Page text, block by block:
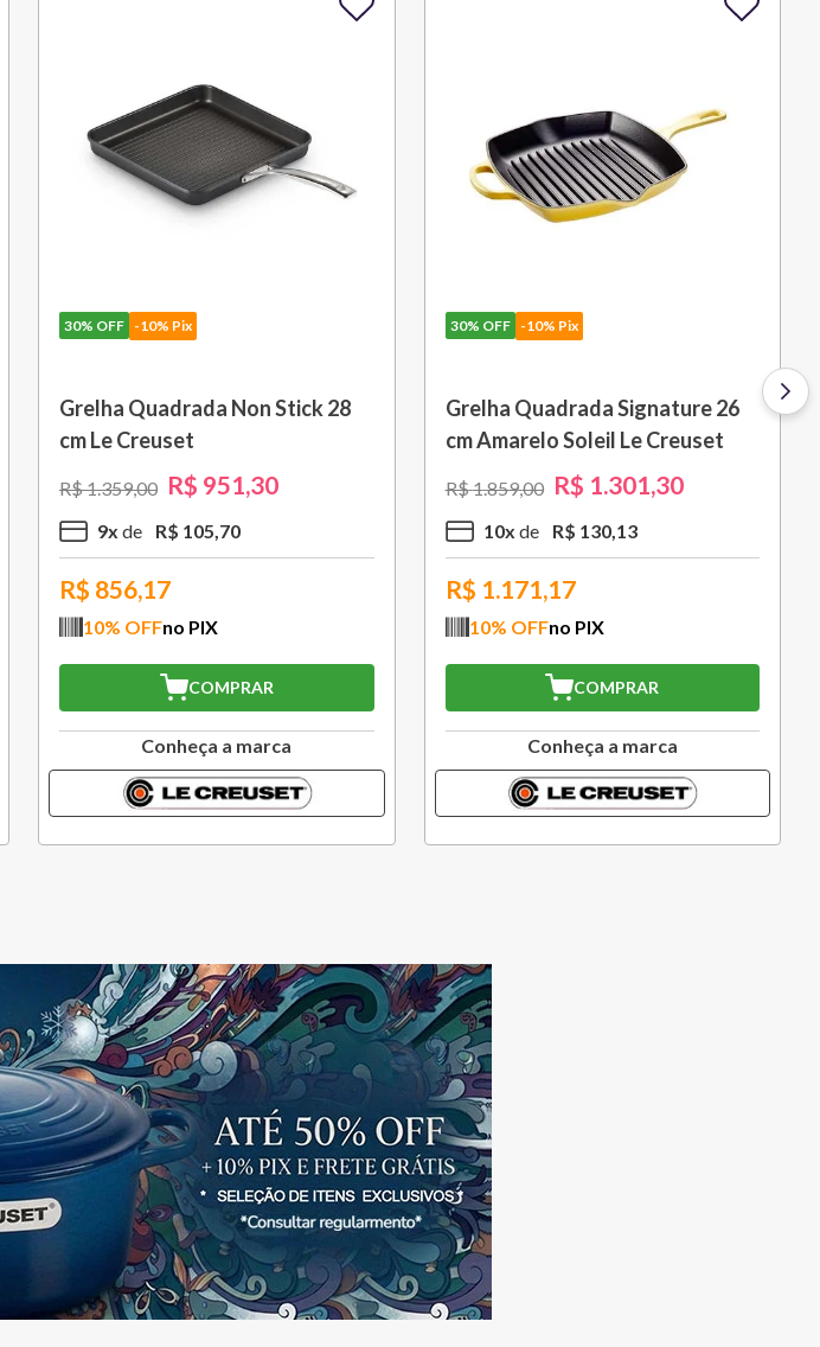
30% OFF -10% Pix
Bule Grand Cerâmica 1,3 L Azul
Caribe Le Creuset
R$529,00 R$ 370,30
3x R$ 123 43
R$ 333,27
10% OFFno PIX
COMPRAR
Conheça a marca
30% OFF -10% Pix
Porta Utensílios Classic 2,3 L
Azul Marseille Le Creuset
R$449,00 R$314,30
3 x R$ 104,76
R$ 282,87
10% OFFno PIX
COMPRAR
Conheça a marca